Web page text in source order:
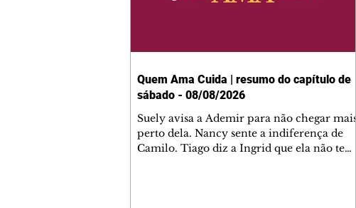
Quem Ama Cuida | resumo do capítulo de
sábado - 08/08/2026
Suely avisa a Ademir para não chegar mais
perto dela. Nancy sente a indiferença de
Camilo. Tiago diz a Ingrid que ela não tem